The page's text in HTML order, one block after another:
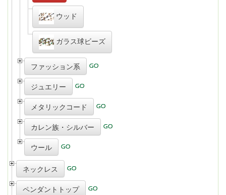
ウッド
ガラス球ビーズ
ファッション系
ジュエリー
メタリックコード
カレン族・シルバー
ウール
ネックレス
ペンダントトップ